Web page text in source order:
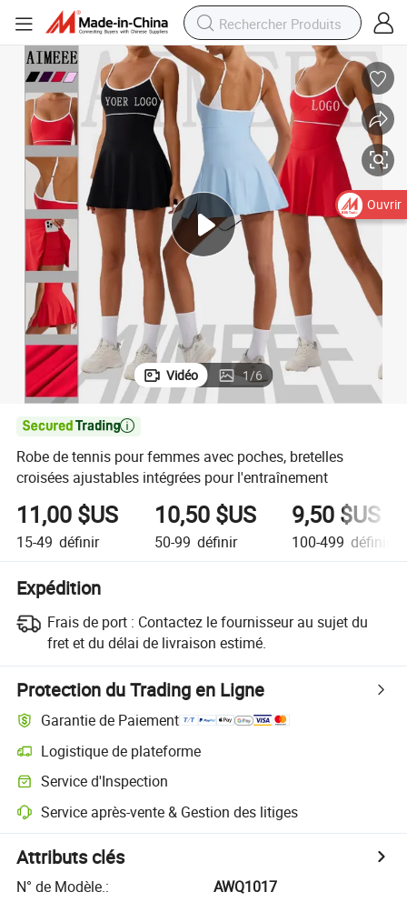
Vidéo 1/6

Robe de tennis pour femmes avec poches, bretelles
croisées ajustables intégrées pour l'entraînement
11,00 $US
15-49 définir
10,50 $US
50-99 définir
9,50 $US
100-499 définir
Expédition
Frais de port : Contactez le fournisseur au sujet du
fret et du délai de livraison estimé.
Protection du Trading en Ligne
Garantie de Paiement
Logistique de plateforme
Service d'Inspection
Service après-vente & Gestion des litiges
Attributs clés
N° de Modèle.:
AWQ1017
Ouvrir